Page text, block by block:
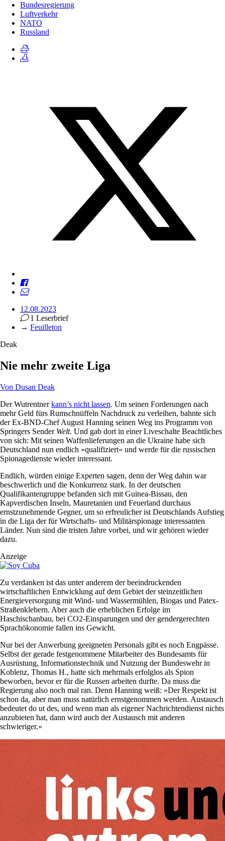
Bundesregierung
Luftverkehr
NATO
Russland
12.08.2023
1 Leserbrief
→ Feuilleton
Deak
Nie mehr zweite Liga
Von Dusan Deak
Der Wutrentnerkann’s nicht lassen. Um seinen Forderungen nach
mehr Geld fürs Rumschnüffeln Nachdruck zu verleihen, bahnte sich
der Ex-BND-Chef August Hanning seinen Weg ins Programm von
Springers Sender Welt. Und gab dort in einer Liveschalte Beachtliches
von sich: Mit seinen Waffenlieferungen an die Ukraine habe sich
Deutschland nun endlich »qualifiziert« und werde für die russischen
Spionagedienste wieder interessant.
Endlich, würden einige Experten sagen, denn der Weg dahin war
beschwerlich und die Konkurrenz stark. In der deutschen
Qualifikantengruppe befanden sich mit Guinea-Bissau, den
Kapverdischen Inseln, Mauretanien und Feuerland durchaus
ernstzunehmende Gegner, um so erfreulicher ist Deutschlands Aufstieg
in die Liga der für Wirtschafts- und Militärspionage interessanten
Länder. Nun sind die tristen Jahre vorbei, und wir gehören wieder
dazu.
Anzeige
Zu verdanken ist das unter anderem der beeindruckenden
wirtschaftlichen Entwicklung auf dem Gebiet der steinzeitlichen
Energieversorgung mit Wind- und Wassermühlen, Biogas und Patex-
Straßenklebern. Aber auch die erheblichen Erfolge im
Haschischanbau, bei CO2-Einsparungen und der gendergerechten
Sprachökonomie fallen ins Gewicht.
Nur bei der Anwerbung geeigneten Personals gibt es noch Engpässe.
Selbst der gerade festgenommene Mitarbeiter des Bundesamts für
Ausrüstung, Informationstechnik und Nutzung der Bundeswehr in
Koblenz, Thomas H., hatte sich mehrmals erfolglos als Spion
beworben, bevor er für die Russen arbeiten durfte. Da muss die
Regierung also noch mal ran. Denn Hanning weiß: »Der Respekt ist
schon da, aber man muss natürlich ernstgenommen werden. Austausch
bedeutet do ut des, und wenn man als eigener Nachrichtendienst nichts
anzubieten hat, dann wird auch der Austausch mit anderen
schwieriger.«